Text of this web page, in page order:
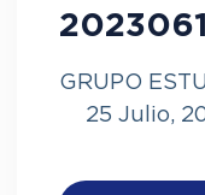
GRUPO
25 Julio,